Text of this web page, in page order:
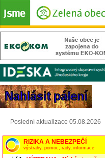
Poslední aktualizace 05.08.2026